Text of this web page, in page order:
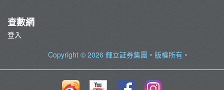
查數網
登入
Copyright © 2026 輝立証券集團 。版權所有。